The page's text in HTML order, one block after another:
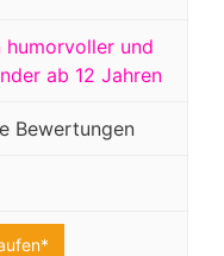
humorvoller und
ab 12 Jahren
Bewertungen